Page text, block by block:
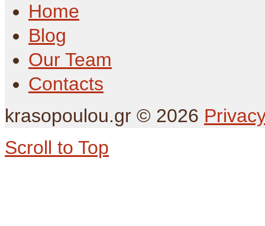
Home
Blog
Our Team
Contacts
krasopoulou.gr © 2026
Scroll to Top